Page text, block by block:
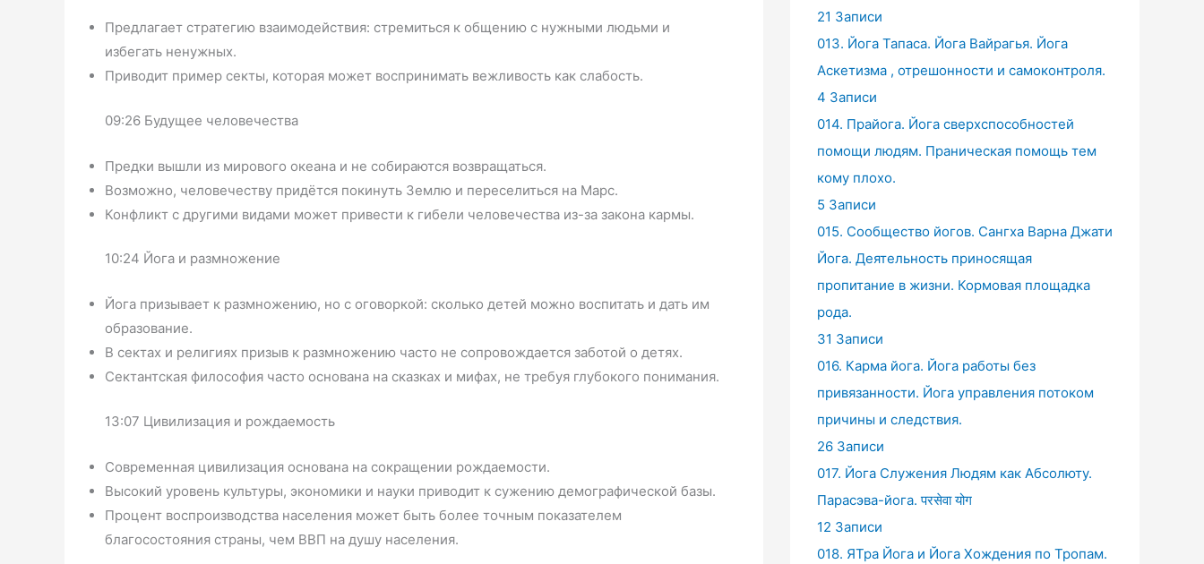
Предлагает стратегию взаимодействия: стремиться к общению с нужными людьми и
избегать ненужных.
Приводит пример секты, которая может воспринимать вежливость как слабость.
09:26 Будущее человечества
Предки вышли из мирового океана и не собираются возвращаться.
Возможно, человечеству придётся покинуть Землю и переселиться на Марс.
Конфликт с другими видами может привести к гибели человечества из-за закона кармы.
10:24 Йога и размножение
Йога призывает к размножению, но с оговоркой: сколько детей можно воспитать и дать им
образование.
В сектах и религиях призыв к размножению часто не сопровождается заботой о детях.
Сектантская философия часто основана на сказках и мифах, не требуя глубокого понимания.
13:07 Цивилизация и рождаемость
Современная цивилизация основана на сокращении рождаемости.
Высокий уровень культуры, экономики и науки приводит к сужению демографической базы.
Процент воспроизводства населения может быть более точным показателем
благосостояния страны, чем ВВП на душу населения.
21 Записи
013. Йога Тапаса. Йога Вайрагья. Йога
Аскетизма , отрешонности и самоконтроля.
4 Записи
014. Прайога. Йога сверхспособностей
помощи людям. Праническая помощь тем
кому плохо.
5 Записи
015. Сообщество йогов. Сангха Варна Джати
Йога. Деятельность приносящая
пропитание в жизни. Кормовая площадка
рода.
31 Записи
016. Карма йога. Йога работы без
привязанности. Йога управления потоком
причины и следствия.
26 Записи
017. Йога Служения Людям как Абсолюту.
Парасэва-йога. परसेवा योग
12 Записи
018. ЯТра Йога и Йога Хождения по Тропам.